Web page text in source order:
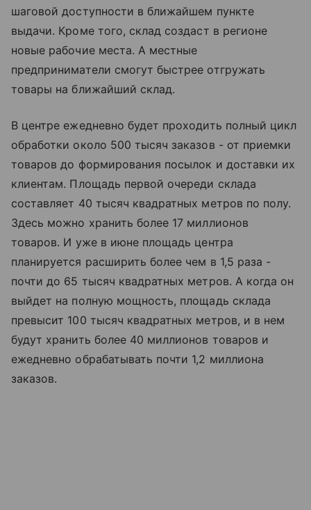
шаговой доступности в ближайшем пункте
выдачи. Кроме того, склад создаст в регионе
новые рабочие места. А местные
предприниматели смогут быстрее отгружать
товары на ближайший склад.
В центре ежедневно будет проходить полный цикл
обработки около 500 тысяч заказов - от приемки
товаров до формирования посылок и доставки их
клиентам. Площадь первой очереди склада
составляет 40 тысяч квадратных метров по полу.
Здесь можно хранить более 17 миллионов
товаров. И уже в июне площадь центра
планируется расширить более чем в 1,5 раза -
почти до 65 тысяч квадратных метров. А когда он
выйдет на полную мощность, площадь склада
превысит 100 тысяч квадратных метров, и в нем
будут хранить более 40 миллионов товаров и
ежедневно обрабатывать почти 1,2 миллиона
заказов.